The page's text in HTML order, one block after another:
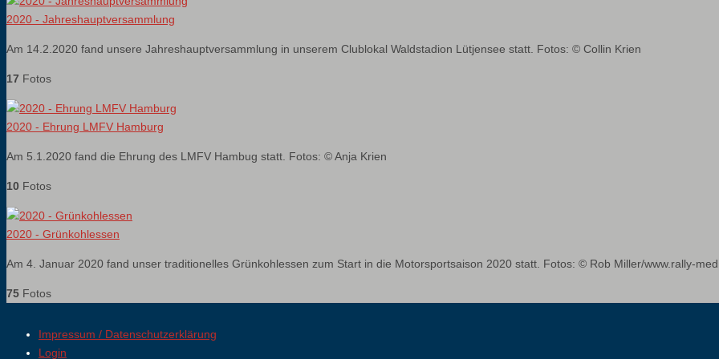
2020 - Jahreshauptversammlung
Am 14.2.2020 fand unsere Jahreshauptversammlung in unserem Clublokal Waldstadion Lütjensee statt. Fotos: © Collin Krien
17 Fotos
2020 - Ehrung LMFV Hamburg
Am 5.1.2020 fand die Ehrung des LMFV Hambug statt. Fotos: © Anja Krien
10 Fotos
2020 - Grünkohlessen
Am 4. Januar 2020 fand unser traditionelles Grünkohlessen zum Start in die Motorsportsaison 2020 statt. Fotos: © Rob Miller/www.rally-
75 Fotos
Impressum / Datenschutzerklärung
Login